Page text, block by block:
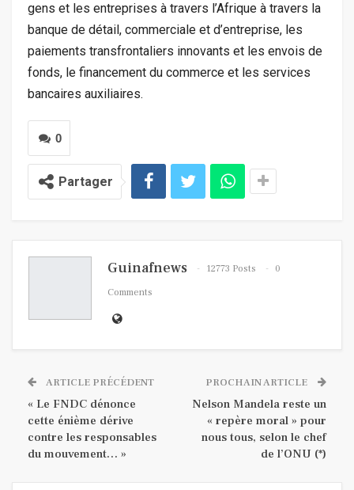
gens et les entreprises à travers l’Afrique à travers la
banque de détail, commerciale et d’entreprise, les
paiements transfrontaliers innovants et les envois de
fonds, le financement du commerce et les services
bancaires auxiliaires.
0
Partager
Guinafnews 12773 Posts
0
Comments
ARTICLE PRÉCÉDENT
« Le FNDC dénonce
cette énième dérive
contre les responsables
du mouvement… »
PROCHAIN ARTICLE
Nelson Mandela reste un
« repère moral » pour
nous tous, selon le chef
de l’ONU (*)